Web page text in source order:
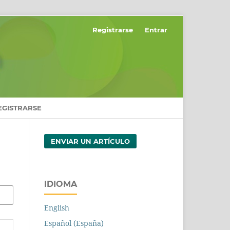
Registrarse Entrar
ENVIAR UN ARTÍCULO
IDIOMA
English
Español (España)